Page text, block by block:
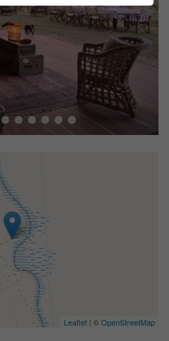
Leaflet | ©OpenStreetMap